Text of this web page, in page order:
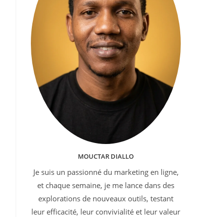
MOUCTAR DIALLO
Je suis un passionné du marketing en ligne,
et chaque semaine, je me lance dans des
explorations de nouveaux outils, testant
leur efficacité, leur convivialité et leur valeur